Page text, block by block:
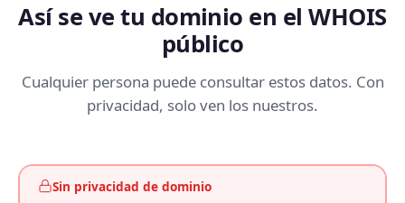
Así se ve tu dominio en el WHOIS
público
Cualquier persona puede consultar estos datos. Con
privacidad, solo ven los nuestros.
Sin privacidad de dominio